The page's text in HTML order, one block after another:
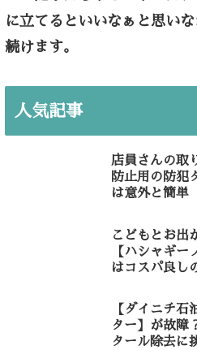
に立てるといいなぁと思い
続けます。
人気記事
店員さんの取
防止用の防犯
は意外と簡単
こどもとお出
【ハシャギー
はコスパ良し
【ダイニチ石
ター】が故障
タール除去に